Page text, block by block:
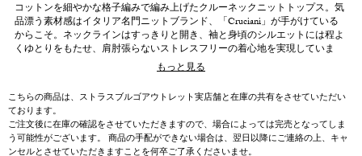
コットンを細やかな格子編みで編み上げたクルーネックニットトップス。気
品漂う素材感はイタリア名門ニットブランド、「Cruciani」が手がけている
からこそ。ネックラインはすっきりと開き、袖と身頃のシルエットには程よ
くゆとりをもたせ、肩肘張らないストレスフリーの着心地を実現していま
もっと見る
こちらの商品は、ストラスブルゴアウトレット実店舗と在庫の共有をさせていただい
ております。
ご注文後に在庫の確認をさせていただきますので、場合によっては完売となってしま
う可能性がございます。 商品の手配ができない場合は、翌日以降にご連絡の上、キャ